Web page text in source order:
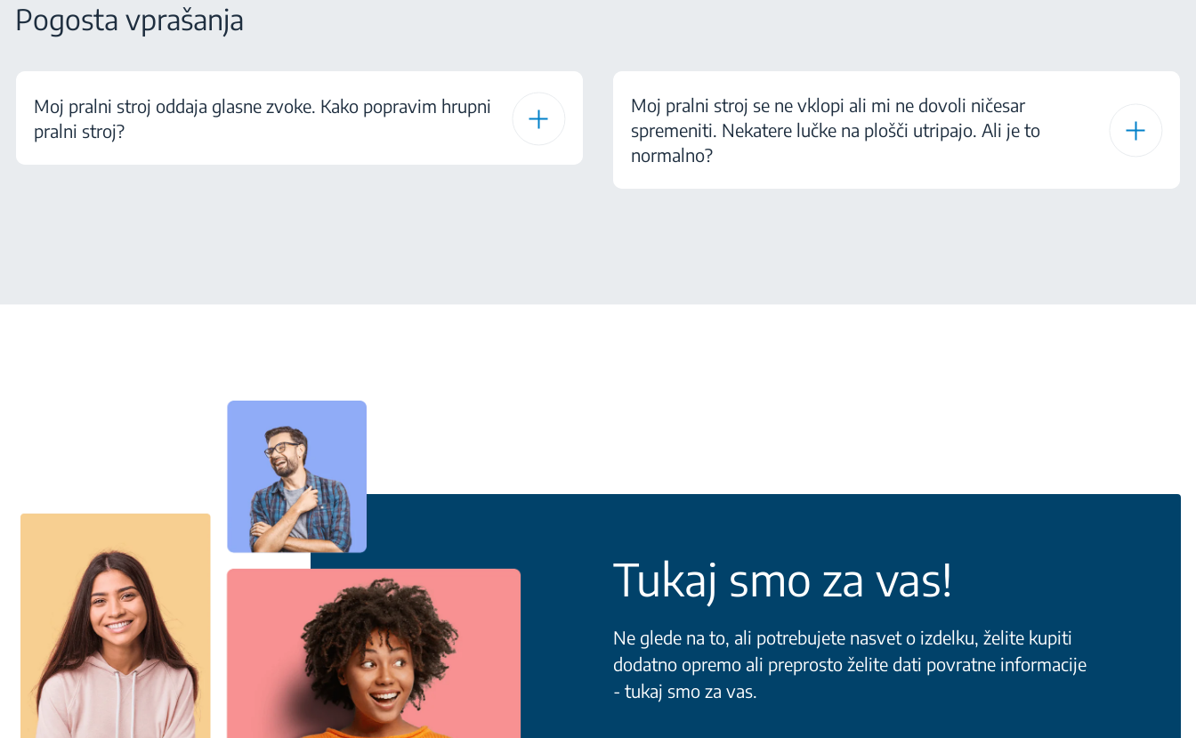
Pogosta vprašanja
Moj pralni stroj oddaja glasne zvoke. Kako popravim hrupni
pralni stroj?
Moj pralni stroj se ne vklopi ali mi ne dovoli ničesar
spremeniti. Nekatere lučke na plošči utripajo. Ali je to
normalno?
Tukaj smo za vas!
Ne glede na to, ali potrebujete nasvet o izdelku, želite kupiti
dodatno opremo ali preprosto želite dati povratne informacije
- tukaj smo za vas.